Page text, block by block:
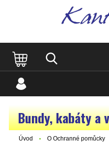
Bundy, kabáty a
Úvod O Ochranné pomůcky